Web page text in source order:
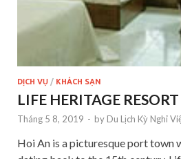
DỊCH VỤ / KHÁCH SẠN
LIFE HERITAGE
Tháng 5 8, 2019 - by Du Lịch Kỳ Nghỉ
Hoi An is a picturesque port town